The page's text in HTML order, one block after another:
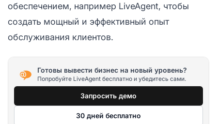
обеспечением, например LiveAgent, чтобы
создать мощный и эффективный опыт
обслуживания клиентов.
Готовы вывести бизнес на новый уровень?
Попробуйте LiveAgent бесплатно и убедитесь сами.
Запросить демо
30 дней бесплатно